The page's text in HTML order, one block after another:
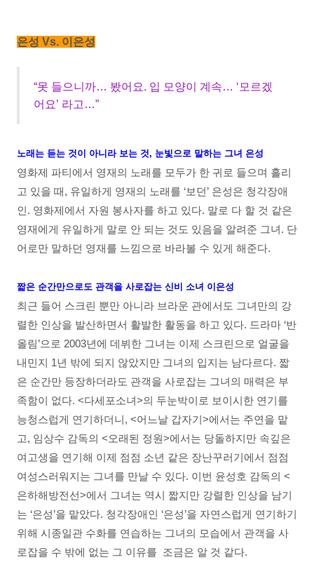
은성 Vs. 이은성
“못 들으니까… 봤어요. 입 모양이 계속… ‘모르겠
어요’ 라고…”
노래는 듣는 것이 아니라 보는 것, 눈빛으로 말하는 그녀 은성
영화제 파티에서 영재의 노래를 모두가 한 귀로 들으며 흘리
고 있을 때, 유일하게 영재의 노래를 ‘보던’ 은성은 청각장애
인. 영화제에서 자원 봉사자를 하고 있다. 말로 다 할 것 같은
영재에게 유일하게 말로 안 되는 것도 있음을 알려준 그녀. 단
어로만 말하던 영재를 느낌으로 바라볼 수 있게 해준다.
짧은 순간만으로도 관객을 사로잡는 신비 소녀 이은성
최근 들어 스크린 뿐만 아니라 브라운 관에서도 그녀만의 강
렬한 인상을 발산하면서 활발한 활동을 하고 있다. 드라마 ‘반
올림’으로 2003년에 데뷔한 그녀는 이제 스크린으로 얼굴을
내민지 1년 밖에 되지 않았지만 그녀의 입지는 남다르다. 짧
은 순간만 등장하더라도 관객을 사로잡는 그녀의 매력은 부
족함이 없다. <다세포소녀>의 두눈박이로 보이시한 연기를
능청스럽게 연기하더니, <어느날 갑자기>에서는 주연을 맡
고, 임상수 감독의 <오래된 정원>에서는 당돌하지만 속깊은
여고생을 연기해 이제 점점 소년 같은 장난꾸러기에서 점점
여성스러워지는 그녀를 만날 수 있다. 이번 윤성호 감독의 <
은하해방전선>에서 그녀는 역시 짧지만 강렬한 인상을 남기
는 ‘은성’을 맡았다. 청각장애인 ‘은성’을 자연스럽게 연기하기
위해 시종일관 수화를 연습하는 그녀의 모습에서 관객을 사
로잡을 수 밖에 없는 그 이유를 조금은 알 것 같다.